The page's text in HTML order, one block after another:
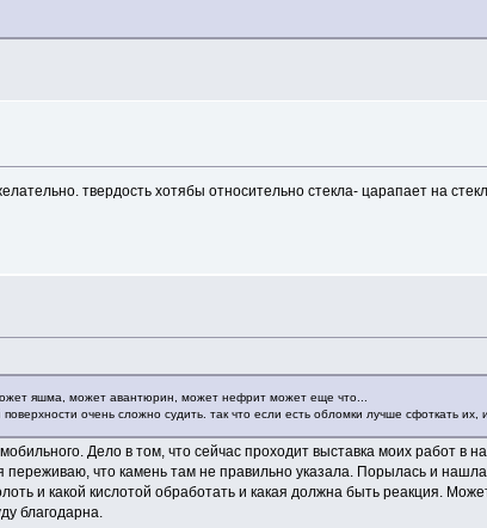
твердость хотябы относительно стекла- царапает на
яшма, может авантюрин, может нефрит может еще что...
очень сложно судить. так что если есть обломки лучше сфоткать их,
Дело в том, что сейчас проходит выставка моих работ в
переживаю, что камень там не правильно указала. Порылась и
и какой кислотой обработать и какая должна быть реакция.
благодарна.